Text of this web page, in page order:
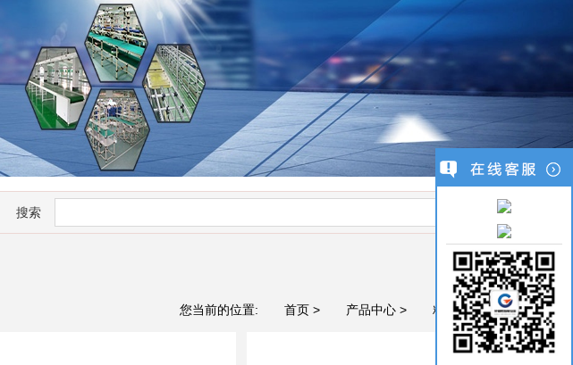
搜索
您当前的位置: 首页 > 产品中心 > 精益管配件 >